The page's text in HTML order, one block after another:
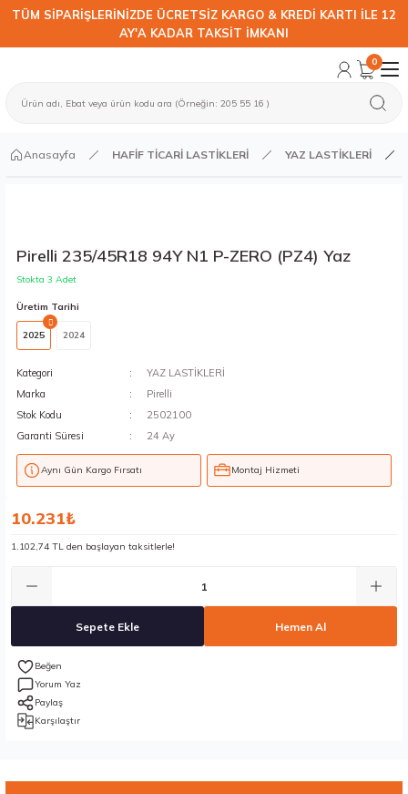
TÜM SİPARİŞLERİNİZDE ÜCRETSİZ KARGO & KREDİ KARTI İLE 12
AY'A KADAR TAKSİT İMKANI
0
Anasayfa HAFİF TİCARİ LASTİKLERİ YAZ LASTİKLERİ
Pirelli 235/45R18 94Y N1 P-ZERO (PZ4) Yaz
Stokta 3 Adet
Üretim Tarihi
2025 2024
Kategori
YAZ LASTİKLERİ
Marka
Pirelli
Stok Kodu
2502100
Garanti Süresi
24 Ay
Aynı Gün Kargo Fırsatı Montaj Hizmeti
10.231₺
1.102,74 TL den başlayan taksitlerle!
Sepete Ekle Hemen Al
Yorum Yaz
Paylaş
Karşılaştır